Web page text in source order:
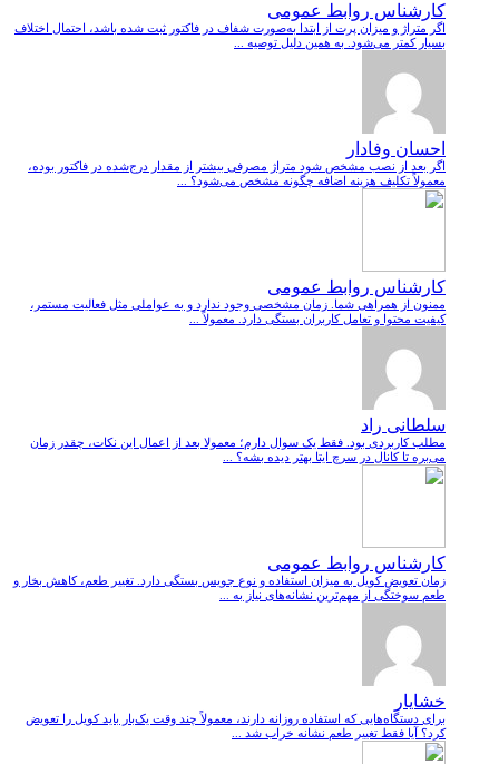
کارشناس روابط عمومی
اگر متراژ و میزان پرت از ابتدا به‌صورت شفاف در فاکتور ثبت شده باشد، احتمال اختلاف
بسیار کمتر می‌شود. به همین دلیل توصیه ...
احسان وفادار
اگر بعد از نصب مشخص شود متراژ مصرفی بیشتر از مقدار درج‌شده در فاکتور بوده،
معمولاً تکلیف هزینه اضافه چگونه مشخص می‌شود؟ ...
کارشناس روابط عمومی
ممنون از همراهی شما. زمان مشخصی وجود ندارد و به عواملی مثل فعالیت مستمر،
کیفیت محتوا و تعامل کاربران بستگی دارد. معمولاً ...
سلطانی راد
مطلب کاربردی بود. فقط یک سوال دارم؛ معمولا بعد از اعمال این نکات، چقدر زمان
می‌بره تا کانال در سرچ ایتا بهتر دیده بشه؟ ...
کارشناس روابط عمومی
زمان تعویض کویل به میزان استفاده و نوع جویس بستگی دارد. تغییر طعم، کاهش بخار و
طعم سوختگی از مهم‌ترین نشانه‌های نیاز به ...
خشایار
برای دستگاه‌هایی که استفاده روزانه دارند، معمولاً چند وقت یک‌بار باید کویل را تعویض
کرد؟ آیا فقط تغییر طعم نشانه خراب شد ...